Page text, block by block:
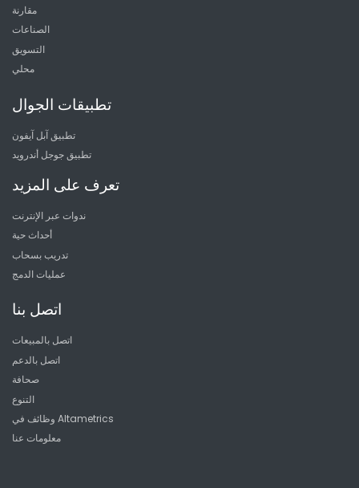
مقارنة
الصناعات
التسويق
محلي
تطبيقات الجوال
تطبيق آبل آيفون
تطبيق جوجل أندرويد
تعرف على المزيد
ندوات عبر الإنترنت
أحداث حية
تدريب بسحاب
عمليات الدمج
اتصل بنا
اتصل بالمبيعات
اتصل بالدعم
صحافة
التنوع
وظائف في Altametrics
معلومات عنا